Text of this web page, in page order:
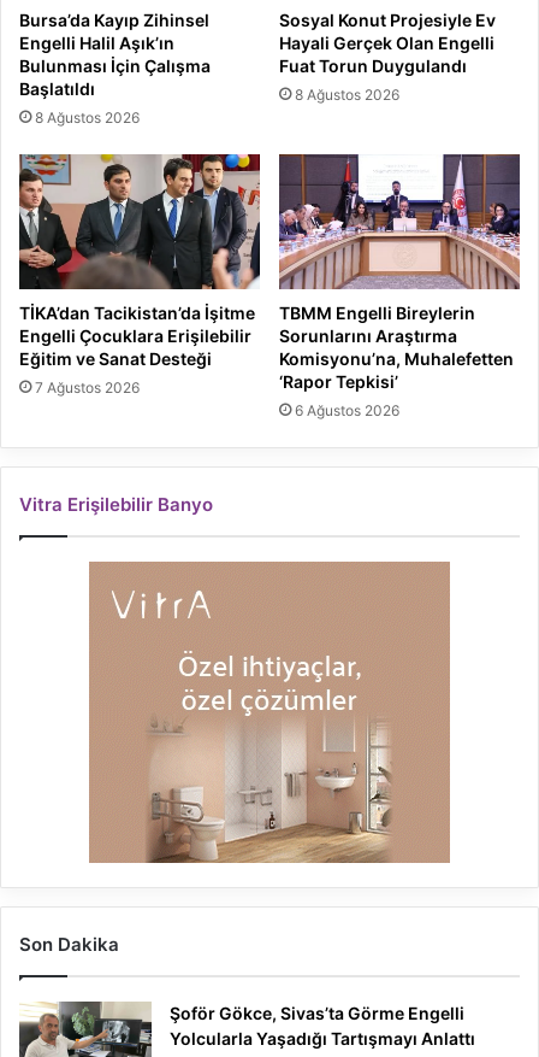
Bursa’da Kayıp Zihinsel
Engelli Halil Aşık’ın
Bulunması İçin Çalışma
Başlatıldı
8 Ağustos 2026
Sosyal Konut Projesiyle Ev
Hayali Gerçek Olan Engelli
Fuat Torun Duygulandı
8 Ağustos 2026
TİKA’dan Tacikistan’da İşitme
Engelli Çocuklara Erişilebilir
Eğitim ve Sanat Desteği
7 Ağustos 2026
TBMM Engelli Bireylerin
Sorunlarını Araştırma
Komisyonu’na, Muhalefetten
‘Rapor Tepkisi’
6 Ağustos 2026
Vitra Erişilebilir Banyo
Son Dakika
Şoför Gökce, Sivas’ta Görme Engelli
Yolcularla Yaşadığı Tartışmayı Anlattı